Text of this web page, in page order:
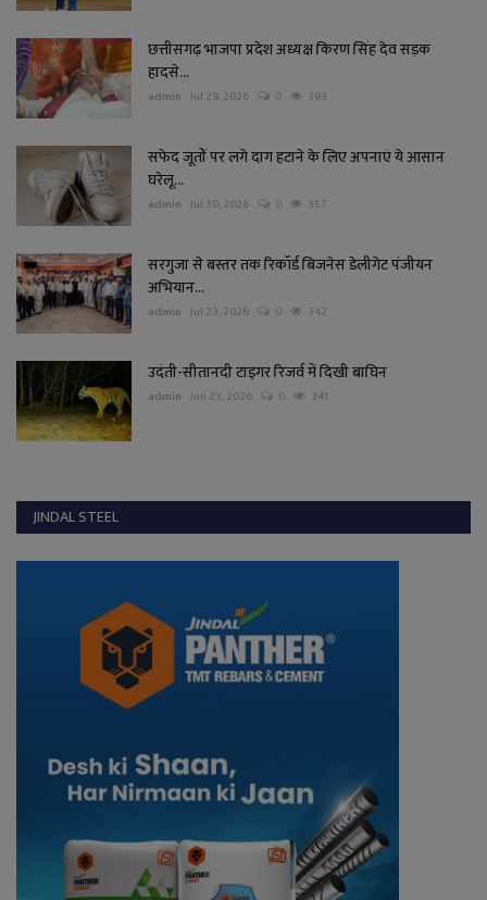
छत्तीसगढ़ भाजपा प्रदेश अध्यक्ष किरण सिंह देव सड़क
हादसे...
admin Jul 29, 2026 0 393
सफेद जूतों पर लगे दाग हटाने के लिए अपनाएं ये आसान
घरेलू...
admin Jul 30, 2026 0 357
सरगुजा से बस्तर तक रिकॉर्ड बिजनेस डेलीगेट पंजीयन
अभियान...
admin Jul 23, 2026 0 342
उदंती-सीतानदी टाइगर रिजर्व में दिखी बाघिन
admin Jun 23, 2026 0 341
JINDAL STEEL